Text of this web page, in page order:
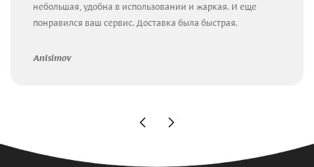
небольшая, удобна в использовании и жаркая. И еще
понравился ваш сервис. Доставка была быстрая.
Anisimov